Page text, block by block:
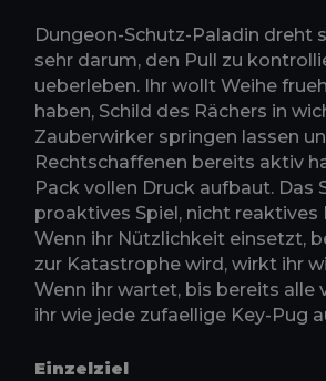
Dungeon-Schutz-Paladin dreht
sehr darum, den Pull zu
ueberleben. Ihr wollt Weihe
haben, Schild des Rächers in
Zauberwirker springen lassen
Rechtschaffenen bereits aktiv
Pack vollen Druck aufbaut. Das
proaktives Spiel, nicht reaktives
Wenn ihr Nützlichkeit einsetzt,
zur Katastrophe wird, wirkt ihr
Wenn ihr wartet, bis bereits alle
ihr wie jede zufaellige Key-Pug
Einzelziel